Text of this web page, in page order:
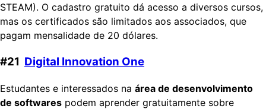
STEAM). O cadastro gratuito dá acesso a diversos cursos,
mas os certificados são limitados aos associados, que
pagam mensalidade de 20 dólares.
#21 Digital Innovation One
Estudantes e interessados na área de desenvolvimento
de softwares podem aprender gratuitamente sobre